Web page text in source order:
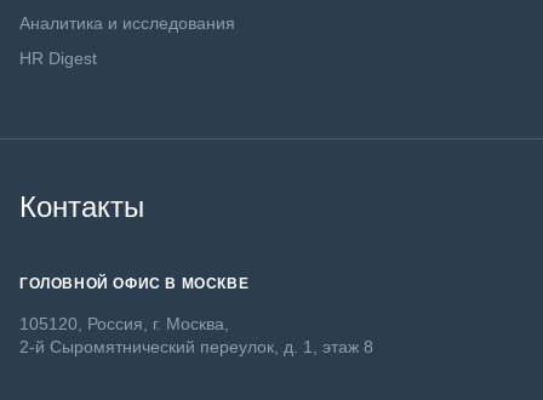
Аналитика и исследования
HR Digest
Контакты
ГОЛОВНОЙ ОФИС В МОСКВЕ
105120, Россия, г. Москва,
2-й Сыромятнический переулок, д. 1, этаж 8